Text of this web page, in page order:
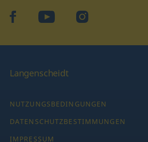
facebookYouTube Instagram
Langenscheidt
NUTZUNGSBEDINGUNGEN
DATENSCHUTZBESTIMMUNGEN
IMPRESSUM